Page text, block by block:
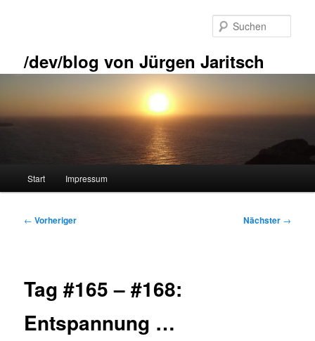
/dev/blog von Jürgen Jaritsch
Start Impressum
Beitragsnavigation
← Vorheriger Nächster →
Tag #165 – #168:
Entspannung …